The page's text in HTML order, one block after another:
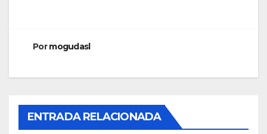
Pormogudasl
ENTRADA RELACIONADA